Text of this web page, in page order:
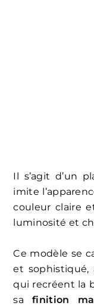
Il s’agit d’un
imite
couleur claire
luminosité et
Ce modèle se
et
qui recréent la
safinition